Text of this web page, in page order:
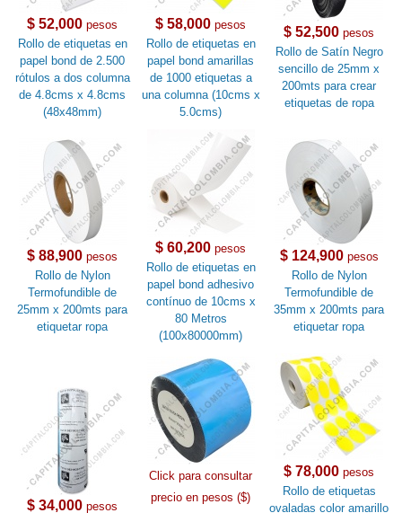
$ 52,000 pesos
Rollo de etiquetas en
papel bond de 2.500
rótulos a dos columna
de 4.8cms x 4.8cms
(48x48mm)
$ 58,000 pesos
Rollo de etiquetas en
papel bond amarillas
de 1000 etiquetas a
una columna (10cms x
5.0cms)
$ 52,500 pesos
Rollo de Satín Negro
sencillo de 25mm x
200mts para crear
etiquetas de ropa
$ 88,900 pesos
Rollo de Nylon
Termofundible de
25mm x 200mts para
etiquetar ropa
$ 60,200 pesos
Rollo de etiquetas en
papel bond adhesivo
contínuo de 10cms x
80 Metros
(100x80000mm)
$ 124,900pesos
Rollo de Nylon
Termofundible de
35mm x 200mts para
etiquetar ropa
$ 34,000 pesos
Click para consultar
precio en pesos ($)
$ 78,000 pesos
Rollo de etiquetas
ovaladas color amarillo